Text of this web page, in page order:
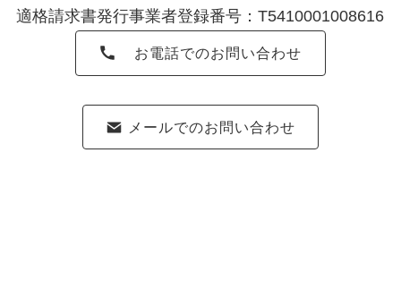
適格請求書発行事業者登録番号：T5410001008616
お電話でのお問い合わせ
メールでのお問い合わせ